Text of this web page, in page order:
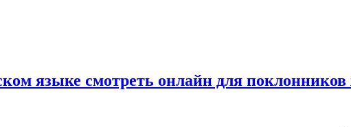
языке смотреть онлайн для